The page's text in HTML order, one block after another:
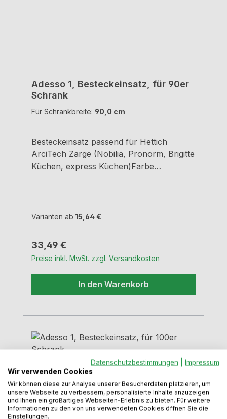
Adesso 1, Besteckeinsatz, für 90er
Schrank
Für Schrankbreite: 90,0 cm
Besteckeinsatz passend für Hettich
ArciTech Zarge (Nobilia, Pronorm, Brigitte
Küchen, express Küchen)Farbe
Varianten ab 15,64 €
Regulärer Preis:
33,49 €
Preise inkl. MwSt. zzgl. Versandkosten
In den Warenkorb
Datenschutzbestimmungen
Impressum
Wir verwenden Cookies
Wir können diese zur Analyse unserer Besucherdaten platzieren, um
unsere Webseite zu verbessern, personalisierte Inhalte anzuzeigen
und Ihnen ein großartiges Webseiten-Erlebnis zu bieten. Für weitere
Informationen zu den von uns verwendeten Cookies öffnen Sie die
Einstellungen.